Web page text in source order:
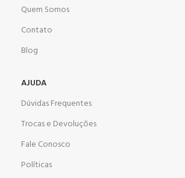
Quem Somos
Contato
Blog
AJUDA
Dúvidas Frequentes
Trocas e Devoluções
Fale Conosco
Políticas